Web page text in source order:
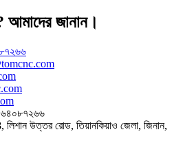
আমাদের জানান।
লিশান উত্তর রোড, তিয়ানকিয়াও জেলা, জিনান,